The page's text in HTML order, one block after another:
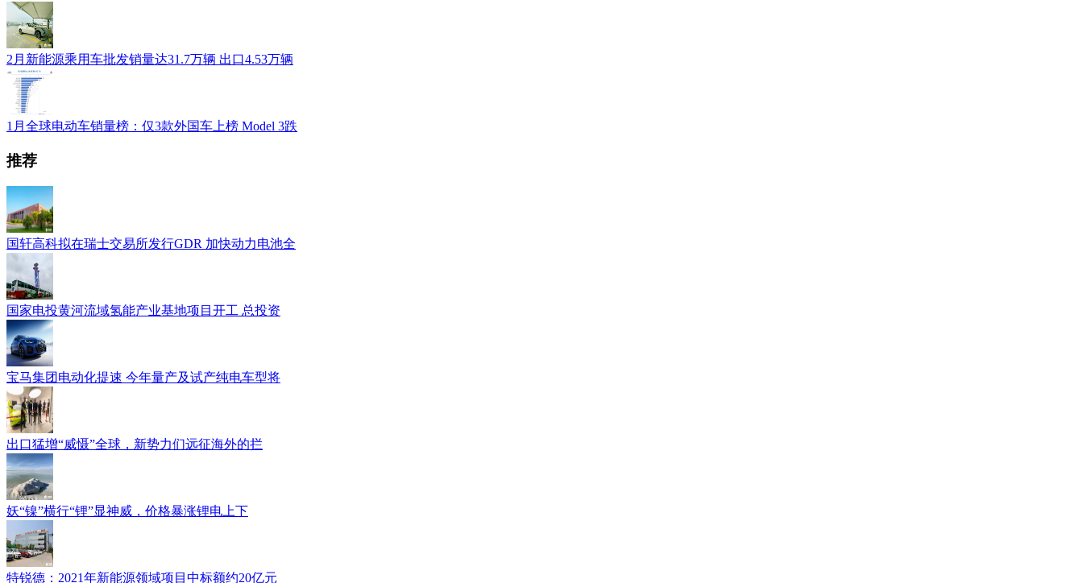
2月新能源乘用车批发销量达31.7万辆 出口4.53万辆
1月全球电动车销量榜：仅3款外国车上榜 Model 3跌
推荐
国轩高科拟在瑞士交易所发行GDR 加快动力电池全
国家电投黄河流域氢能产业基地项目开工 总投资
宝马集团电动化提速 今年量产及试产纯电车型将
出口猛增“威慑”全球，新势力们远征海外的拦
妖“镍”横行“锂”显神威，价格暴涨锂电上下
特锐德：2021年新能源领域项目中标额约20亿元